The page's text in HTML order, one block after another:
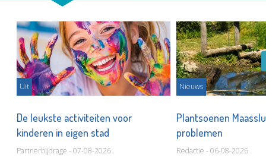
Uit
De leukste activiteiten voor
kinderen in eigen stad
Partnerbijdrage - 07-08-2026
Nieuws
Plantsoenen
problemen
Redactie - 06-08-2026